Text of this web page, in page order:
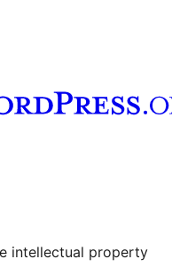
account
intellectual property